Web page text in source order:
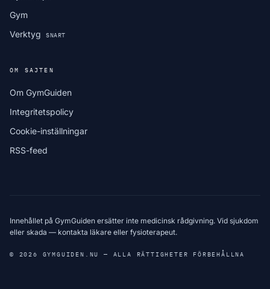
Gym
Verktyg
SNART
OM SAJTEN
Om GymGuiden
Integritetspolicy
Cookie-inställningar
RSS-feed
Innehållet på GymGuiden ersätter inte medicinsk rådgivning. Vid sjukdom
eller skada — kontakta läkare eller fysioterapeut.
© 2026 GYMGUIDEN.NU — ALLA RÄTTIGHETER FÖRBEHÅLLNA